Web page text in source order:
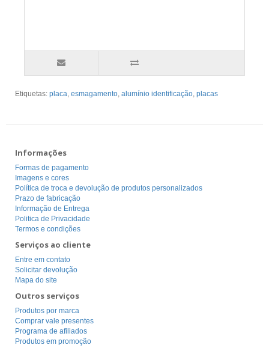
Etiquetas: placa, esmagamento, alumínio identificação, placas
Informações
Formas de pagamento
Imagens e cores
Política de troca e devolução de produtos personalizados
Prazo de fabricação
Informação de Entrega
Politica de Privacidade
Termos e condições
Serviços ao cliente
Entre em contato
Solicitar devolução
Mapa do site
Outros serviços
Produtos por marca
Comprar vale presentes
Programa de afiliados
Produtos em promoção